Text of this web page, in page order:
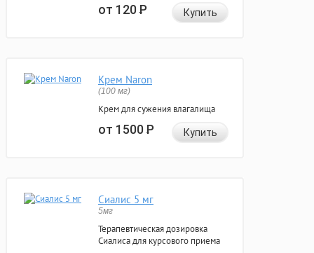
от 120Р Купить
Крем Naron
(100 мг)
Крем для сужения влагалища
от 1500Р Купить
Сиалис 5 мг
5мг
Терапевтическая дозировка
Сиалиса для курсового приема